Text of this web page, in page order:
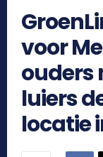
voor
ouders
luiers
locatie